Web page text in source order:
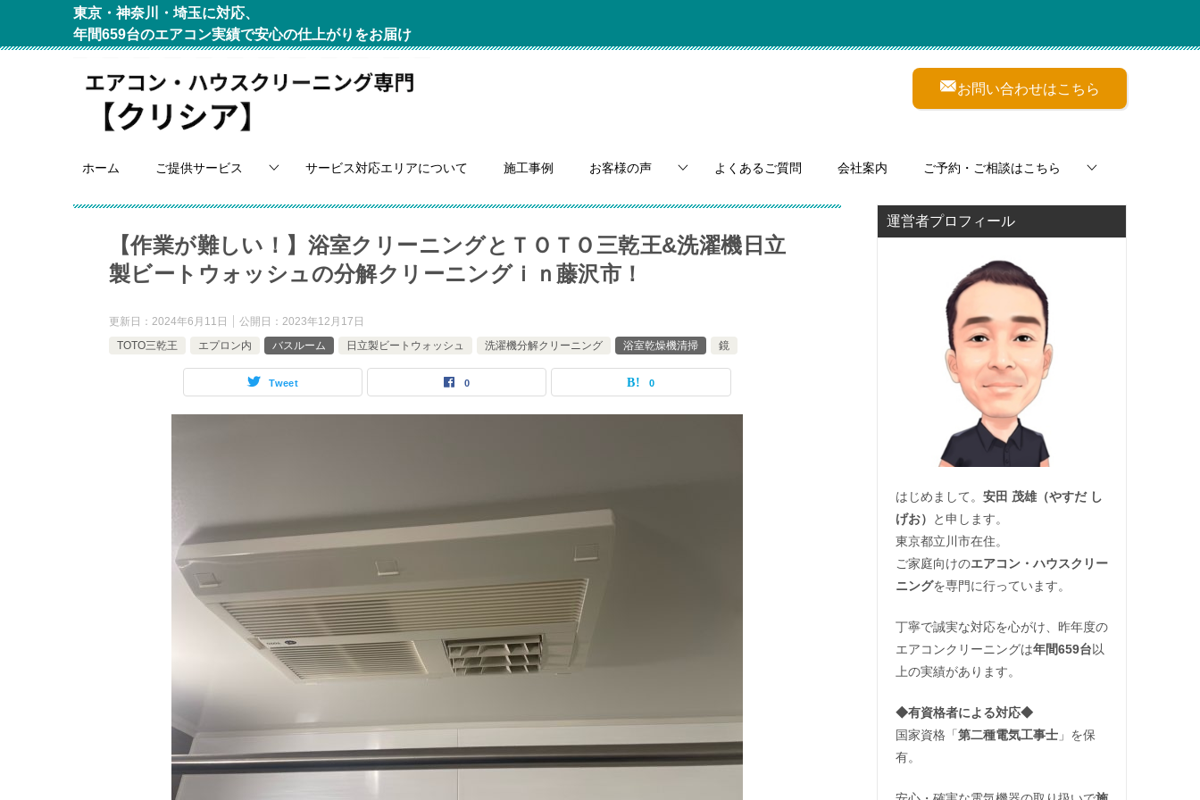
東京・神奈川・埼玉に対応、
年間659台のエアコン実績で安心の仕上がりをお届け
お問い合わせはこちら
ホーム ご提供サービス サービス対応エリアについて 施工事例 お客様の声 よくあるご質問 会社案内 ご予約・ご相談はこちら
【作業が難しい！】浴室クリーニングとＴＯＴＯ三乾王&洗濯機日立
製ビートウォッシュの分解クリーニングｉｎ藤沢市！
更新日： 2024年6月11日 公開日： 2023年12月17日
TOTO三乾王
エプロン内 バスルーム 日立製ビートウォッシュ 洗濯機分解クリーニング 浴室乾燥機清掃 鏡
Tweet 0 0
運営者プロフィール
はじめまして。 安田 茂雄（やすだ し
げお）
と申します。
東京都立川市在住。
ご家庭向けのエアコン・ハウスクリー
ニングを専門に行っています。
丁寧で誠実な対応を心がけ、昨年度の
エアコンクリーニングは年間659台以
上の実績があります。
◆有資格者による対応◆
国家資格「第二種電気工事士 」を保
有。